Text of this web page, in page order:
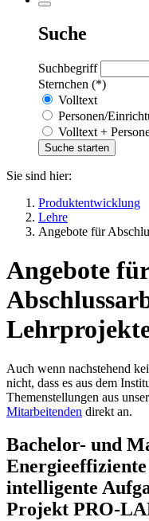
Suche
Suchbegriff
Sternchen (*)
Volltext
Personen/
Volltext +
Sie sind hier:
Produktentwicklung
Lehre
Angebote für
Angebote für
Auch wenn nachstehend
nicht, dass es aus dem
Themenstellungen aus
Mitarbeitenden direkt an.
Bachelor- und
intelligente
Projekt PRO-